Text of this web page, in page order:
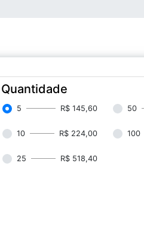
Quantidade
5 R$ 145,60 50
10 R$ 224,00 100
25 R$ 518,40